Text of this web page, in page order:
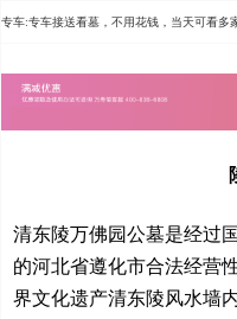
专车:专车接送看墓，不用花钱，当天可看多
清东陵万佛园公墓是经过
的河北省遵化市合法经营
界文化遗产清东陵风水墙